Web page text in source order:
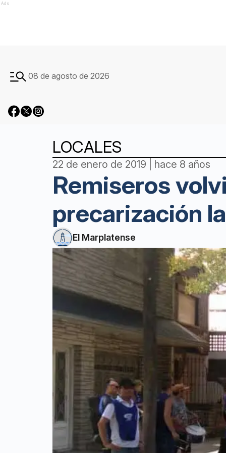
Ads
08 de agosto de 2026
LOCALES
22 de enero de 2019 | hace 8 años
Remiseros
precarización
El Marplatense